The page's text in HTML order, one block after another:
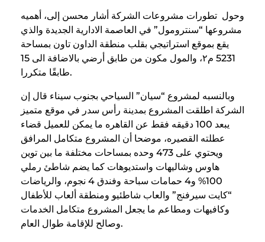
وحول تطورات مشروعات الشركة أشار محسن إلى، أهميه
مشروعها “سنترومول” في العاصمة الادارية الجديدة والذي
يقع بموقع استراتيجي بقلب منطقة الداون تاون بمساحة
5231 م٢، والمول مكون من طابق أرضي بالاضافة الى 15
طابقًا متكررا.
وبالنسبه لمشروع “سيان” السياحي بجنوب سيناء قال إن
الشركة اطلقت المشروع بمدينة رأس سدر في موقع متميز
يبعد 100 دقيقه فقط عن القاهره ما يمكن للعميل قضاء
عطلته القصيره، موضحا أن المشروع متكامل المرافق
ويحتوي على 473 وحده بمساحات مختلفة ما بين توين
هاوس وشاليهات واستديوهات كما يضم شاطئ رملي
100% و4 حمامات سباحة وفندق 4 نجوم، والرياضات
“كايت سيرفنج” والعاب شاطئيو ومنطقة ألعاب للأطفال
وكافيهات ومطاعم ما يجعل المشروع متكامل الخدمات
وصالح للإقامة طوال العام.